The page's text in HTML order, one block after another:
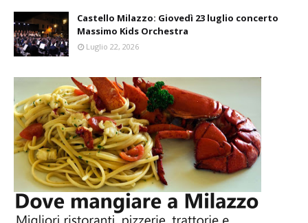
Castello Milazzo: Giovedì 23 luglio concerto
Massimo Kids Orchestra
Luglio 22, 2026